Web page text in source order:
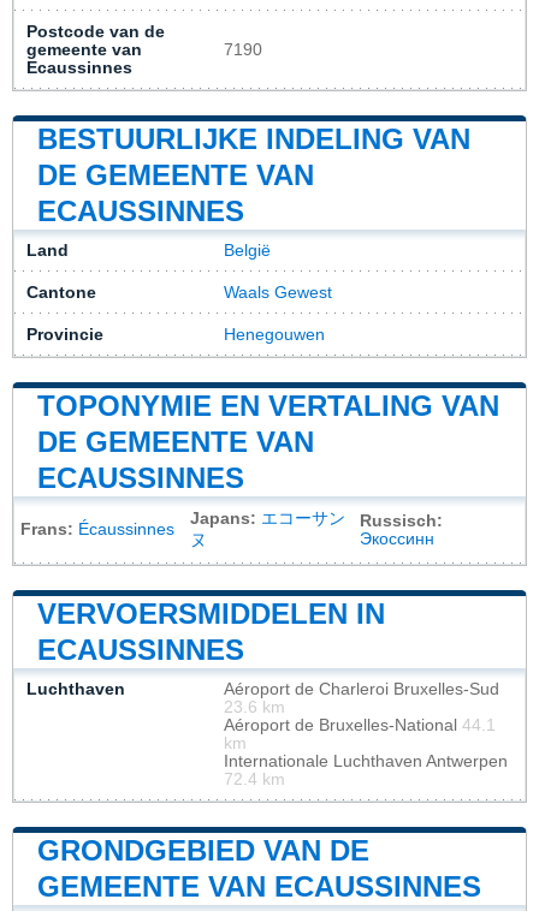
Postcode van de
gemeente van
Ecaussinnes
7190
BESTUURLIJKE INDELING VAN
DE GEMEENTE VAN
ECAUSSINNES
Land België
Cantone Waals Gewest
Provincie Henegouwen
TOPONYMIE EN VERTALING VAN
DE GEMEENTE VAN
ECAUSSINNES
Frans: Écaussinnes
Japans: エコーサン
ヌ
Russisch:
Экоссинн
VERVOERSMIDDELEN IN
ECAUSSINNES
Luchthaven
Aéroport de Charleroi Bruxelles-Sud
23.6 km
Aéroport de Bruxelles-National 44.1
km
Internationale Luchthaven Antwerpen
72.4 km
GRONDGEBIED VAN DE
GEMEENTE VAN ECAUSSINNES